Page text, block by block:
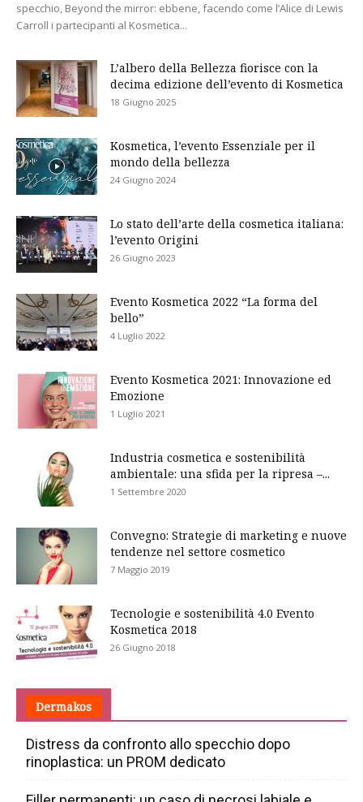
specchio, Beyond the mirror: ebbene, facendo come l’Alice di Lewis
Carroll i partecipanti al Kosmetica...
L’albero della Bellezza fiorisce con la
decima edizione dell’evento di Kosmetica
18 Giugno 2025
Kosmetica, l’evento Essenziale per il
mondo della bellezza
24 Giugno 2024
Lo stato dell’arte della cosmetica italiana:
l’evento Origini
26 Giugno 2023
Evento Kosmetica 2022 “La forma del
bello”
4 Luglio 2022
Evento Kosmetica 2021: Innovazione ed
Emozione
1 Luglio 2021
Industria cosmetica e sostenibilità
ambientale: una sfida per la ripresa –...
1 Settembre 2020
Convegno: Strategie di marketing e nuove
tendenze nel settore cosmetico
7 Maggio 2019
Tecnologie e sostenibilità 4.0 Evento
Kosmetica 2018
26 Giugno 2018
Dermakos
Distress da confronto allo specchio dopo
rinoplastica: un PROM dedicato